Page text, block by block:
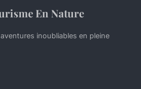
En Nature
inoubliables en pleine